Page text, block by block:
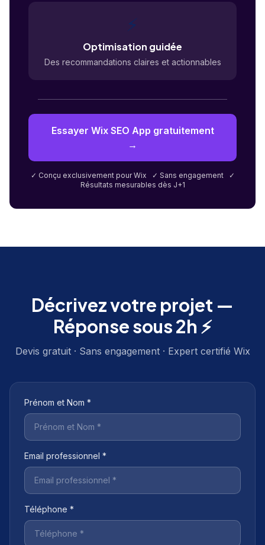
⚡
Optimisation guidée
Des recommandations claires et actionnables
Essayer Wix SEO App gratuitement
→
✓ Conçu exclusivement pour Wix ✓ Sans engagement ✓
Résultats mesurables dès J+1
Décrivez votre projet —
Réponse sous 2h ⚡
Devis gratuit · Sans engagement · Expert certifié Wix
Prénom et Nom *
Email professionnel *
Téléphone *